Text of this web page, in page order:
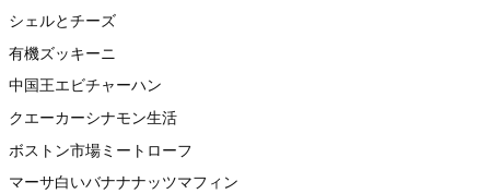
シェルとチーズ
有機ズッキーニ
中国王エビチャーハン
クエーカーシナモン生活
ボストン市場ミートローフ
マーサ白いバナナナッツマフィン